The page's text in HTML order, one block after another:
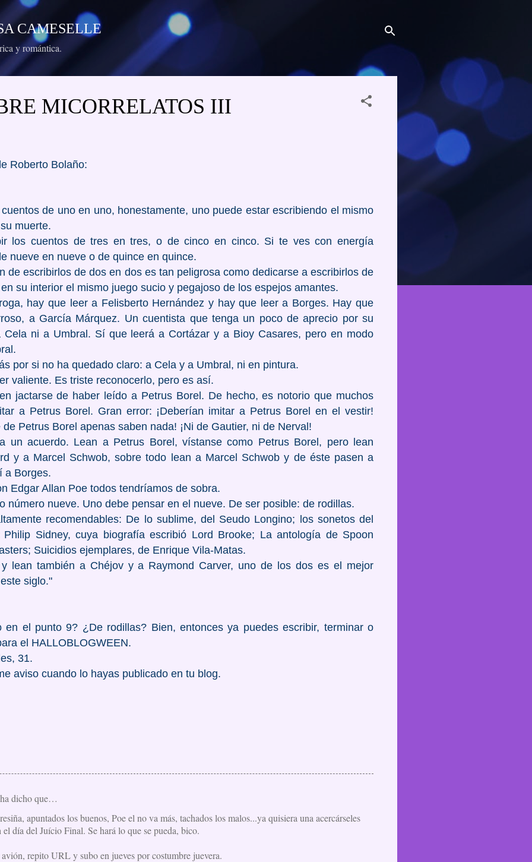
Ir al contenido principal
CAMESELLE
y romántica.
MICORRELATOS III
Roberto Bolaño:
de uno en uno, honestamente, uno puede estar escribiendo el mismo
muerte.
los cuentos de tres en tres, o de cinco en cinco. Si te ves con energía
nueve en nueve o de quince en quince.
de escribirlos de dos en dos es tan peligrosa como dedicarse a escribirlos de
su interior el mismo juego sucio y pegajoso de los espejos amantes.
hay que leer a Felisberto Hernández y hay que leer a Borges. Hay que
a García Márquez. Un cuentista que tenga un poco de aprecio por su
ni a Umbral. Sí que leerá a Cortázar y a Bioy Casares, pero en modo
por si no ha quedado claro: a Cela y a Umbral, ni en pintura.
valiente. Es triste reconocerlo, pero es así.
jactarse de haber leído a Petrus Borel. De hecho, es notorio que muchos
a Petrus Borel. Gran error: ¡Deberían imitar a Petrus Borel en el vestir!
de Petrus Borel apenas saben nada! ¡Ni de Gautier, ni de Nerval!
un acuerdo. Lean a Petrus Borel, vístanse como Petrus Borel, pero lean
y a Marcel Schwob, sobre todo lean a Marcel Schwob y de éste pasen a
a Borges.
Edgar Allan Poe todos tendríamos de sobra.
número nueve. Uno debe pensar en el nueve. De ser posible: de rodillas.
recomendables: De lo sublime, del Seudo Longino; los sonetos del
Sidney, cuya biografía escribió Lord Brooke; La antología de Spoon
Suicidios ejemplares, de Enrique Vila-Matas.
lean también a Chéjov y a Raymond Carver, uno de los dos es el mejor
siglo."
en el punto 9? ¿De rodillas? Bien, entonces ya puedes escribir, terminar o
el HALLOBLOGWEEN.
31.
aviso cuando lo hayas publicado en tu blog.
ha dicho que…
apuntados los buenos, Poe el no va más, tachados los malos...ya quisiera una acercárseles
día del Juício Final. Se hará lo que se pueda, bico.
repito URL y subo en jueves por costumbre juevera.